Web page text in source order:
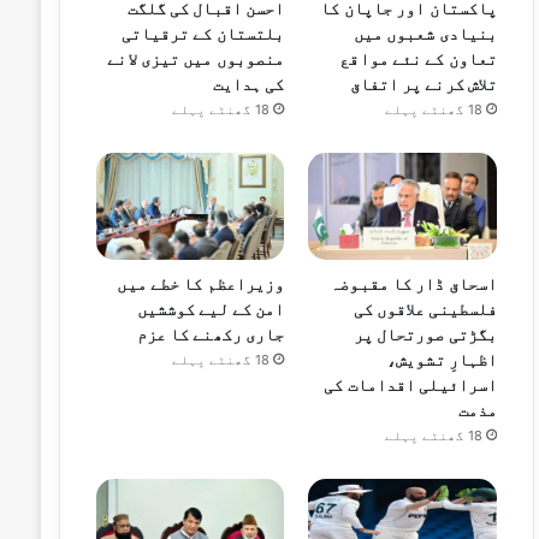
پاکستان اور جاپان کا
بنیادی شعبوں میں
تعاون کے نئے مواقع
تلاش کرنے پر اتفاق
18 گھنٹے پہلے
احسن اقبال کی گلگت
بلتستان کے ترقیاتی
منصوبوں میں تیزی لانے
کی ہدایت
18 گھنٹے پہلے
اسحاق ڈار کا مقبوضہ
فلسطینی علاقوں کی
بگڑتی صورتحال پر
اظہارِ تشویش،
اسرائیلی اقدامات کی
مذمت
18 گھنٹے پہلے
وزیراعظم کا خطے میں
امن کے لیے کوششیں
جاری رکھنے کا عزم
18 گھنٹے پہلے